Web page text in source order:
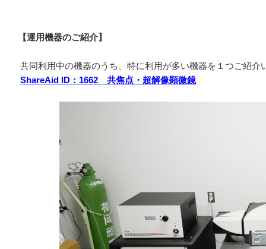
【運用機器のご紹介】
共同利用中の機器のうち、特に利用が多い機器を１つご紹介
ShareAid ID ： 1662 共焦点・超解像顕微鏡